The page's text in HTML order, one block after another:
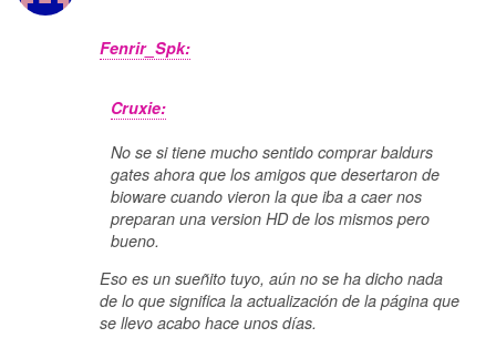
Fenrir_Spk:
Cruxie:
No se si tiene mucho sentido comprar baldurs
gates ahora que los amigos que desertaron de
bioware cuando vieron la que iba a caer nos
preparan una version HD de los mismos pero
bueno.
Eso es un sueñito tuyo, aún no se ha dicho nada
de lo que significa la actualización de la página que
se llevo acabo hace unos días.